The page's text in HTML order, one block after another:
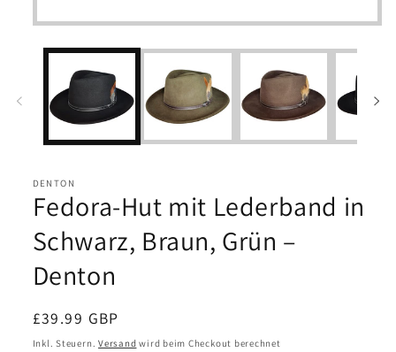
Medien
DENTON
Fedora-Hut mit Lederband in
Schwarz, Braun, Grün –
Denton
Normaler
Preis
£39.99 GBP
Inkl. Steuern.Versand wird beim Checkout berechnet